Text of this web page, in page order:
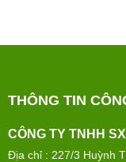
THÔNG TIN
CÔNG TY TNHH
Địa chỉ : 227/3 Huỳnh